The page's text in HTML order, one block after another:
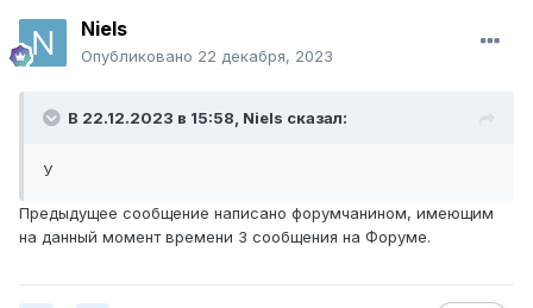
Niels
Опубликовано 22 декабря, 2023
В 22.12.2023 в 15:58, NiеΙs сказал:
У
Предыдущее сообщение написано форумчанином, имеющим
на данный момент времени 3 сообщения на Форуме.